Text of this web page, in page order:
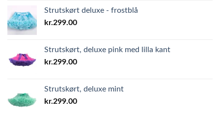
Strutskørt deluxe - frostblå
kr.299.00
Strutskørt, deluxe pink med lilla kant
kr.299.00
Strutskørt, deluxe mint
kr.299.00